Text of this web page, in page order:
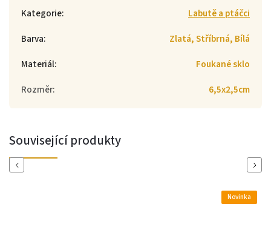
Kategorie:
Labutě a ptáčci
Barva:
Zlatá, Stříbrná, Bílá
Materiál:
Foukané sklo
Rozměr: 6,5x2,5cm
Související produkty
Previous
Novinka
Next